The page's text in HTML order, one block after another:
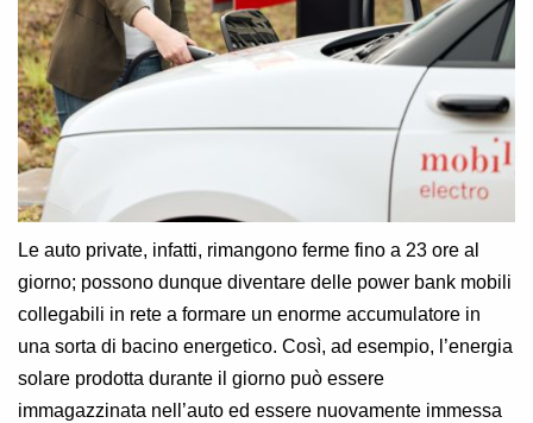
Le auto private, infatti, rimangono ferme fino a 23 ore al
giorno; possono dunque diventare delle power bank mobili
collegabili in rete a formare un enorme accumulatore in
una sorta di bacino energetico. Così, ad esempio, l’energia
solare prodotta durante il giorno può essere
immagazzinata nell’auto ed essere nuovamente immessa